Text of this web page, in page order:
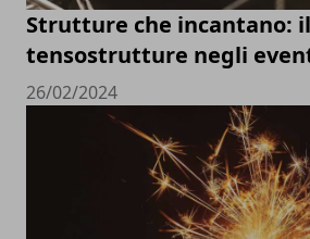
Strutture che incantano:
tensostrutture negli
26/02/2024